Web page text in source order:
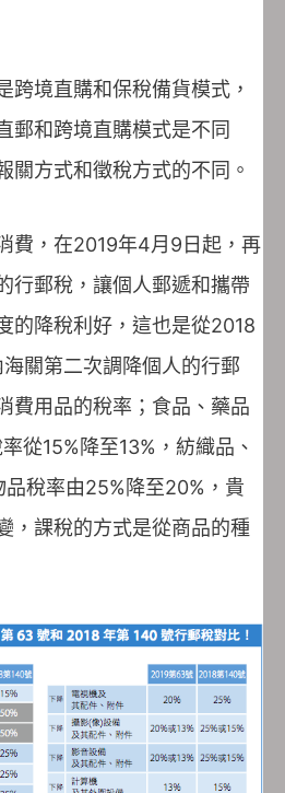
跨境直購和保稅備貨模式，
郵和跨境直購模式是不同
關方式和徵稅方式的不同。
費，在2019年4月9日起，再
行郵稅，讓個人郵遞和攜帶
的降稅利好，這也是從2018
關第二次調降個人的行郵
費用品的稅率；食品、藥品
從15%降至13%，紡織品、
稅率由25%降至20%，貴
，課稅的方式是從商品的種